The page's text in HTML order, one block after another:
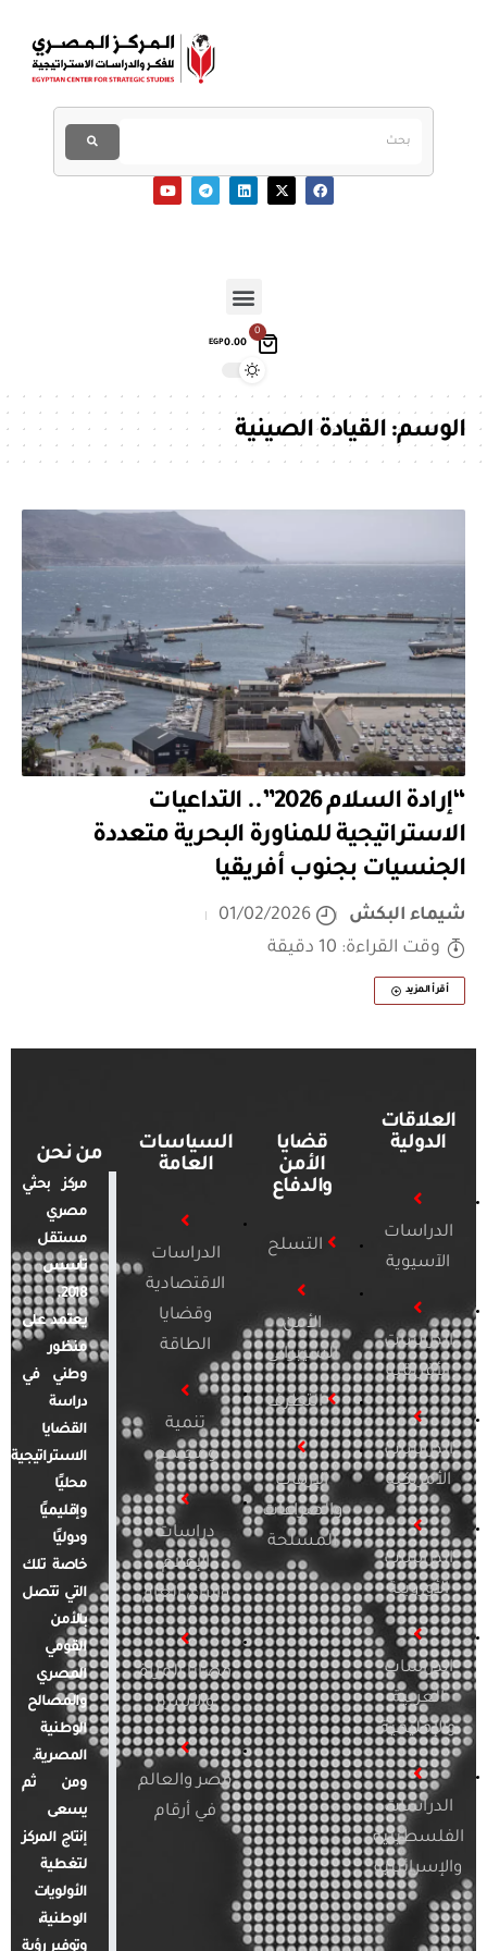
0
EGP0.00
الوسم:القيادة الصينية
“إرادة السلام 2026”.. التداعيات
الاستراتيجية للمناورة البحرية متعددة
الجنسيات بجنوب أفريقيا
شيماء البكش
01/02/2026
وقت القراءة: 10 دقيقة
أقرأ المزيد
العلاقات
الدولية
الدراسات
الآسيوية
الدراسات
الأفريقية
الدراسات
الأمريكية
الدراسات
الأوروبية
الدراسات
العربية
والإقليمية
الدراسات
الفلسطينية
والإسرائيلية
قضايا
الأمن
والدفاع
التسلح
الأمن
السيبراني
التطرف
الإرهاب
والصراعات
المسلحة
السياسات
العامة
الدراسات
الاقتصادية
وقضايا
الطاقة
تنمية
ومجتمع
دراسات
الإعلام
والرأي العام
قضايا المرأة
والأسرة
مصر والعالم
في أرقام
من نحن
مركز بحثي
مصري
مستقل
تأسس
2018.
يعتمد على
منظور
وطني في
دراسة
القضايا
الاستراتيجية
محليًا
وإقليميًا
ودوليًا
خاصة تلك
التي تتصل
بالأمن
القومي
المصري
والمصالح
الوطنية
المصرية.
ومن ثم
يسعى
إنتاج المركز
لتغطية
الأولويات
الوطنية،
وتوفير رؤية